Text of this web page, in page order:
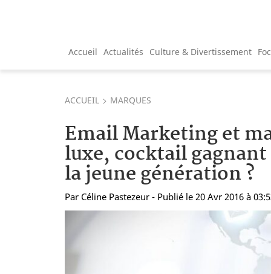
Accueil Actualités Culture & Divertissement
ACCUEIL MARQUES
Email Marketing et
luxe, cocktail
la jeune génération ?
Par Céline Pastezeur - Publié le 20 Avr 2016 à